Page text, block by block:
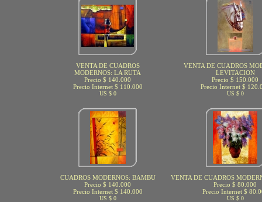
VENTA DE CUADROS
MODERNOS: LA RUTA
Precio $ 140.000
Precio Internet $ 110.000
US $ 0
VENTA DE CUADROS
LEVITACION
Precio $ 150.000
Precio Internet $
US $ 0
CUADROS MODERNOS: BAMBU
Precio $ 140.000
Precio Internet $ 140.000
US $ 0
VENTA DE CUADROS
Precio $ 80.000
Precio Internet $
US $ 0